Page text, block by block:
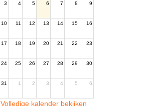
3 4 5 6 7 8 9
10 11 12 13 14 15 16
17 18 19 20 21 22 23
24 25 26 27 28 29 30
31 1 2 3 4 5 6
Volledige kalender bekijken